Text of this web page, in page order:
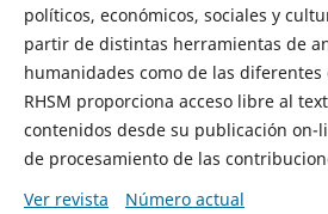
políticos, económicos, sociales y
partir de distintas herramientas de
humanidades como de las diferentes
RHSM proporciona acceso libre al
contenidos desde su publicación on-
de procesamiento de las
Ver revista
Número actual